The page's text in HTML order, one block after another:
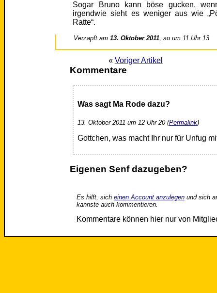
Sogar Bruno kann böse gucken,
irgendwie sieht es weniger aus wie
Ratte“.
Verzapft am13. Oktober 2011, so um 11 Uhr 13
« Voriger Artikel
Kommentare
Was sagt Ma Rode dazu?
13. Oktober 2011 um 12 Uhr 20 (Permalink)
Gottchen, was macht Ihr nur für Unfug
Eigenen Senf dazugeben?
Es hilft, sich einen Account anzulegenund sich
kannste auch kommentieren.
Kommentare können hier nur von